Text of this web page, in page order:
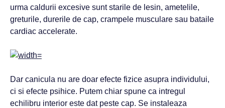
urma caldurii excesive sunt starile de lesin, ametelile,
greturile, durerile de cap, crampele musculare sau bataile
cardiac accelerate.
Dar canicula nu are doar efecte fizice asupra individului,
ci si efecte psihice. Putem chiar spune ca intregul
echilibru interior este dat peste cap. Se instaleaza